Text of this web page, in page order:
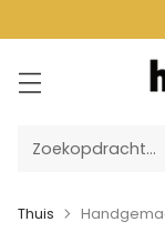
Zoekopdracht…
Thuis